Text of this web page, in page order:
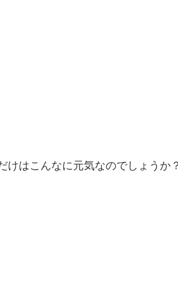
けはこんなに元気なのでしょうか